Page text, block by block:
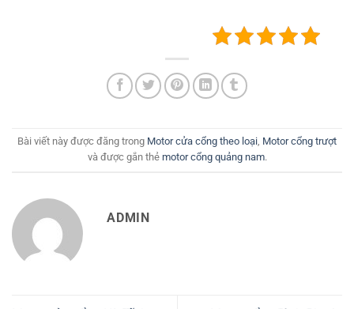
Bài viết này được đăng trong Motor cửa cổng theo loại, Motor cổng trượt
và được gắn thẻ motor cổng quảng nam.
ADMIN